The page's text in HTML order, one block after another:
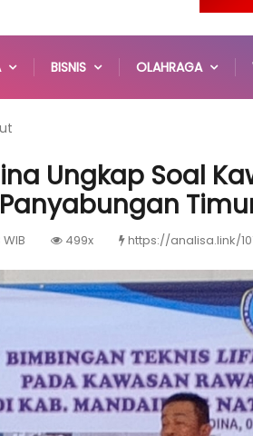
BISNIS OLAHRAGA
Ungkap Soal
499x https://analisa.link/